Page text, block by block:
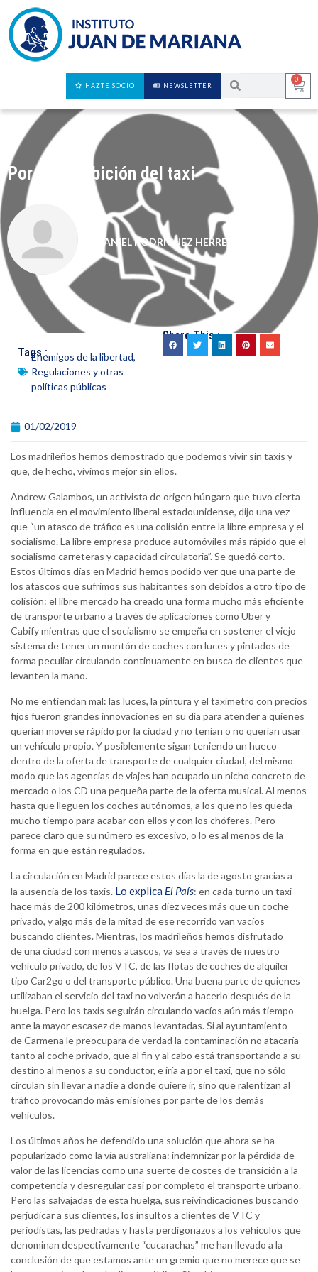
0
NEWSLETTER
HAZTE SOCIO
Por la prohibición del taxi
DANIEL RODRÍGUEZ HERRERA
Tags :Enemigos de la libertad,
Regulaciones y otras
políticas públicas
Share This :
01/02/2019
Los madrileños hemos demostrado que podemos vivir sin taxis y
que, de hecho, vivimos mejor sin ellos.
Andrew Galambos, un activista de origen húngaro que tuvo cierta
influencia en el movimiento liberal estadounidense, dijo una vez
que “un atasco de tráfico es una colisión entre la libre empresa y el
socialismo. La libre empresa produce automóviles más rápido que el
socialismo carreteras y capacidad circulatoria”. Se quedó corto.
Estos últimos días en Madrid hemos podido ver que una parte de
los atascos que sufrimos sus habitantes son debidos a otro tipo de
colisión: el libre mercado ha creado una forma mucho más eficiente
de transporte urbano a través de aplicaciones como Uber y
Cabify mientras que el socialismo se empeña en sostener el viejo
sistema de tener un montón de coches con luces y pintados de
forma peculiar circulando continuamente en busca de clientes que
levanten la mano.
No me entiendan mal: las luces, la pintura y el taxímetro con precios
fijos fueron grandes innovaciones en su día para atender a quienes
querían moverse rápido por la ciudad y no tenían o no querían usar
un vehículo propio. Y posiblemente sigan teniendo un hueco
dentro de la oferta de transporte de cualquier ciudad, del mismo
modo que las agencias de viajes han ocupado un nicho concreto de
mercado o los CD una pequeña parte de la oferta musical. Al menos
hasta que lleguen los coches autónomos, a los que no les queda
mucho tiempo para acabar con ellos y con los chóferes. Pero
parece claro que su número es excesivo, o lo es al menos de la
forma en que están regulados.
La circulación en Madrid parece estos días la de agosto gracias a
la ausencia de los taxis. Lo explica El País: en cada turno un taxi
hace más de 200 kilómetros, unas diez veces más que un coche
privado, y algo más de la mitad de ese recorrido van vacíos
buscando clientes. Mientras, los madrileños hemos disfrutado
de una ciudad con menos atascos, ya sea a través de nuestro
vehículo privado, de los VTC, de las flotas de coches de alquiler
tipo Car2go o del transporte público. Una buena parte de quienes
utilizaban el servicio del taxi no volverán a hacerlo después de la
huelga. Pero los taxis seguirán circulando vacíos aún más tiempo
ante la mayor escasez de manos levantadas. Si al ayuntamiento
de Carmena le preocupara de verdad la contaminación no atacaría
tanto al coche privado, que al fin y al cabo está transportando a su
destino al menos a su conductor, e iría a por el taxi, que no sólo
circulan sin llevar a nadie a donde quiere ir, sino que ralentizan al
tráfico provocando más emisiones por parte de los demás
vehículos.
Los últimos años he defendido una solución que ahora se ha
popularizado como la vía australiana: indemnizar por la pérdida de
valor de las licencias como una suerte de costes de transición a la
competencia y desregular casi por completo el transporte urbano.
Pero las salvajadas de esta huelga, sus reivindicaciones buscando
perjudicar a sus clientes, los insultos a clientes de VTC y
periodistas, las pedradas y hasta perdigonazos a los vehículos que
denominan despectivamente “cucarachas” me han llevado a la
conclusión de que estamos ante un gremio que no merece que se